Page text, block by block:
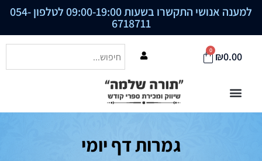
למענה אנושי התקשרו בשעות 09:00-19:00 לטלפון 054-
6718711
₪0.00
0
גמרות דף יומי